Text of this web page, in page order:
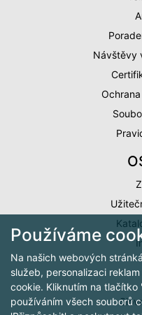
Návštěvy
Používáme
Na našich webových
služeb, personalizaci
cookie. Kliknutím na tlačítko
používáním všech souborů